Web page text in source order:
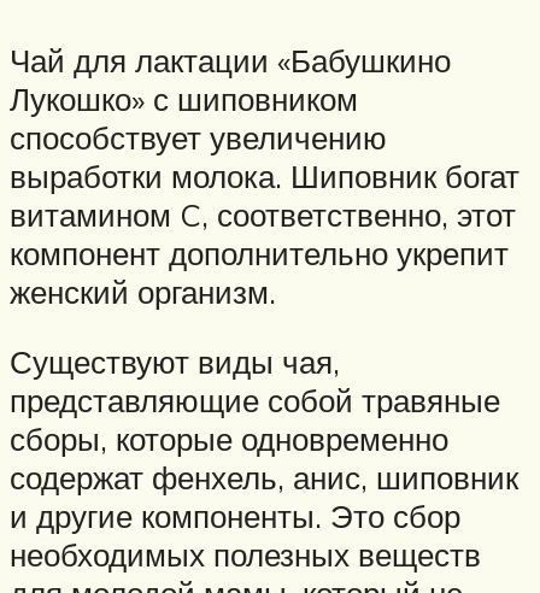
Чай для лактации «Бабушкино
Лукошко» с шиповником
способствует увеличению
выработки молока. Шиповник богат
витамином C, соответственно, этот
компонент дополнительно укрепит
женский организм.
Существуют виды чая,
представляющие собой травяные
сборы, которые одновременно
содержат фенхель, анис, шиповник
и другие компоненты. Это сбор
необходимых полезных веществ